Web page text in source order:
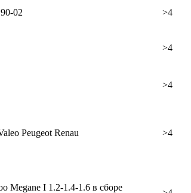
02 >4
>4
>4
Peugeot Renau >4
Megane I 1.2-1.4-1.6 в сборе